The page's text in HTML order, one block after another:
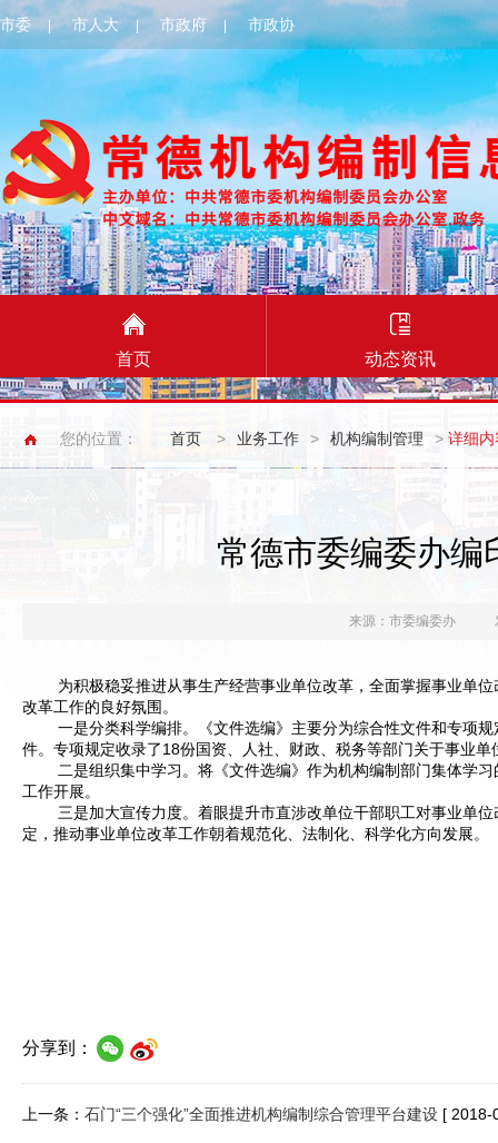
市委 市人大 市政府 市政协
首页 动态资讯
您的位置： 首页 > 业务工作 > 机构编制管理 > 详细内
常德市委编委办编
来源：市委编委办
为积极稳妥推进从事生产经营事业单位改革，全面掌握事业单
改革工作的良好氛围。
一是分类科学编排。《文件选编》主要分为综合性文件和专项
件。专项规定收录了18份国资、人社、财政、税务等部门关于事业
二是组织集中学习。将《文件选编》作为机构编制部门集体学
工作开展。
三是加大宣传力度。着眼提升市直涉改单位干部职工对事业单
定，推动事业单位改革工作朝着规范化、法制化、科学化方向发展。
分享到：
上一条： 石门“三个强化”全面推进机构编制综合管理平台建设 [ 2018-